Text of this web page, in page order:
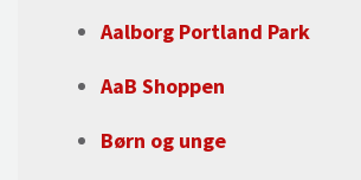
Aalborg Portland Park
AaB Shoppen
Børn og unge